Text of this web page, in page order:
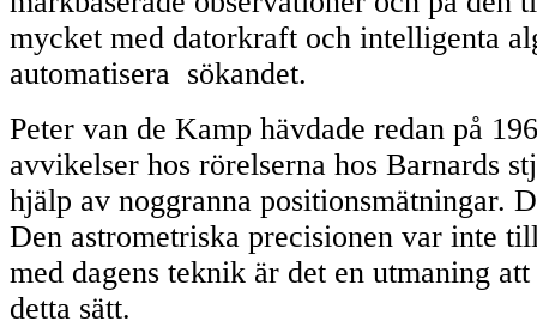
mycket med datorkraft och intelligenta
automatisera sökandet.
Peter van de Kamp hävdade redan på
avvikelser hos rörelserna hos Barnards
hjälp av noggranna positionsmätningar.
Den astrometriska precisionen var inte
med dagens teknik är det en utmaning
detta sätt.